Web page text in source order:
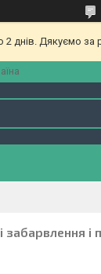
днів. Дякуємо за
забарвлення